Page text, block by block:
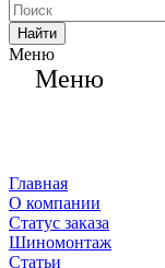
Найти
Меню
Меню
Главная
О компании
Статус заказа
Шиномонтаж
Статьи